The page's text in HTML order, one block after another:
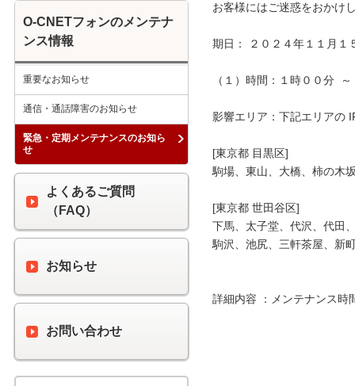
お客様にはご迷惑をおかけ
期日： ２０２４年１１月１
（１）時間：１時００分
影響エリア：下記エリアの
[東京都 目黒区]
駒場、東山、大橋、柿の木
[東京都 世田谷区]
下馬、太子堂、代沢、代田
駒沢、池尻、三軒茶屋、新
詳細内容 ：メンテナンス時
O-CNETフォンのメンテナ
ンス情報
重要なお知らせ
通信・通話障害のお知らせ
緊急・定期メンテナンスのお知ら
せ
よくあるご質問
（FAQ）
お知らせ
お問い合わせ